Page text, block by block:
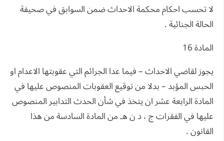
لا تحسب احكام محكمة الاحداث ضمن السوابق في صحيفة
الحالة الجنائية .
المادة 16
يجوز لقاضي الاحداث – فيما عدا الجرائم التي عقوبتها الاعدام او
الحبس المؤبد – بدلا من توقيع العقوبات المنصوص عليها في
المادة الرابعة عشر ان يتخذ في شأن الحدث التدابير المنصوص
عليها في الفقرات ج ، د ن هـ من المادة السادسة من هذا
القانون .